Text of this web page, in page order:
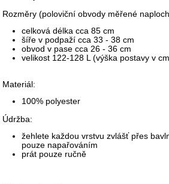
Rozměry (poloviční obvody měřené
celková délka cca 85 cm
šíře v podpaží cca 33 - 38 cm
obvod v pase cca 26 - 36 cm
velikost 122-128 L (výška postavy v
Materiál:
100% polyester
Údržba:
žehlete každou vrstvu zvlášť přes
pouze napařováním
prát pouze ručně